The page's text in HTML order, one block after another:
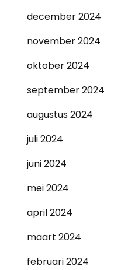
december 2024
november 2024
oktober 2024
september 2024
augustus 2024
juli 2024
juni 2024
mei 2024
april 2024
maart 2024
februari 2024